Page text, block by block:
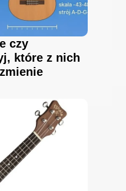
czy
które z nich